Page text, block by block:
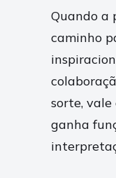
Quando a
caminho
sorte, vale
ganha